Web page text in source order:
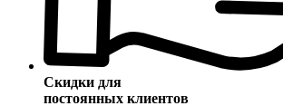
Скидки для
постоянных клиентов